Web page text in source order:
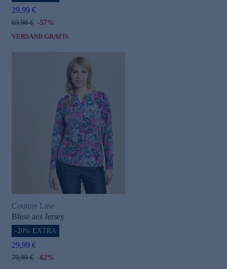
29,99 €
69,98 € -57%
VERSAND GRATIS
Couture Line
Bluse aus Jersey
-20% EXTRA
29,99 €
79,99 € -62%